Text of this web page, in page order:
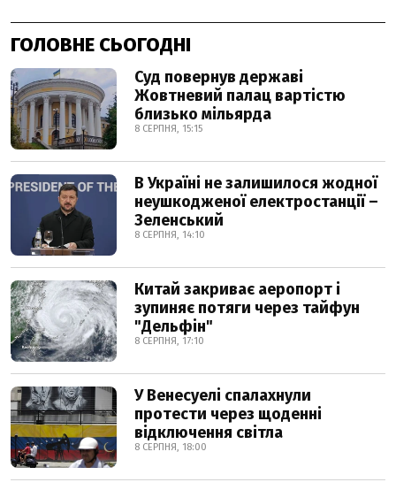
ГОЛОВНЕ СЬОГОДНІ
Суд повернув державі
Жовтневий палац вартістю
близько мільярда
8 СЕРПНЯ, 15:15
В Україні не залишилося жодної
неушкодженої електростанції –
Зеленський
8 СЕРПНЯ, 14:10
Китай закриває аеропорт і
зупиняє потяги через тайфун
"Дельфін"
8 СЕРПНЯ, 17:10
У Венесуелі спалахнули
протести через щоденні
відключення світла
8 СЕРПНЯ, 18:00